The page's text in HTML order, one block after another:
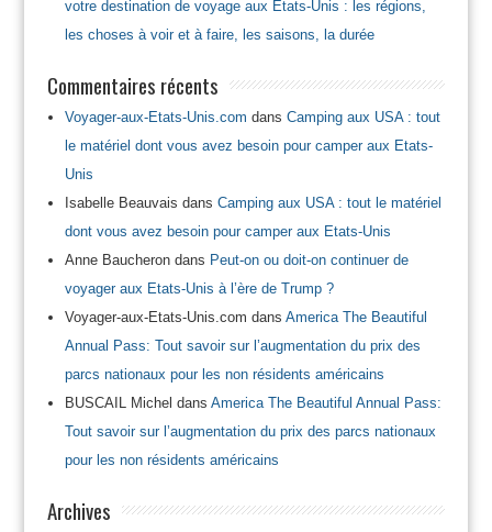
votre destination de voyage aux Etats-Unis : les régions,
les choses à voir et à faire, les saisons, la durée
Commentaires récents
Voyager-aux-Etats-Unis.com dans Camping aux USA : tout
le matériel dont vous avez besoin pour camper aux Etats-
Unis
Isabelle Beauvais dans Camping aux USA : tout le matériel
dont vous avez besoin pour camper aux Etats-Unis
Anne Baucherondans Peut-on ou doit-on continuer de
voyager aux Etats-Unis à l’ère de Trump ?
Voyager-aux-Etats-Unis.com dans America The Beautiful
Annual Pass: Tout savoir sur l’augmentation du prix des
parcs nationaux pour les non résidents américains
BUSCAIL Michel dans America The Beautiful Annual Pass:
Tout savoir sur l’augmentation du prix des parcs nationaux
pour les non résidents américains
Archives